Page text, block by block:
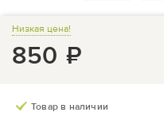
Низкая цена!
850 ₽
Товар в наличии